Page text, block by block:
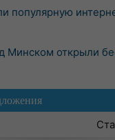
популярную
Минском открыли